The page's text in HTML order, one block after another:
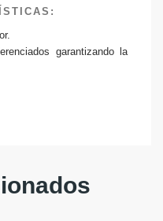
garantizando la